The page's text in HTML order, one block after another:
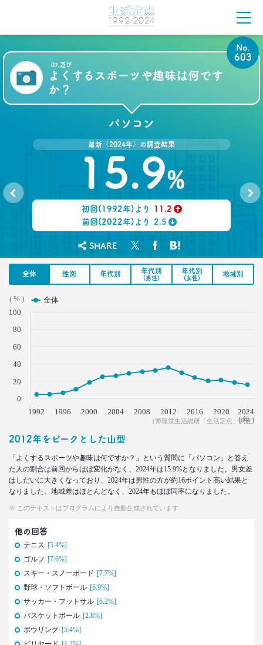
“モテリプ”の三原則とは？
–日経クロストレンド 連載㉓–
生活総研 上席研究員/コピーライター
前沢 裕文
グラドルに聞く＆調査に見る
おじさんの“発言”が嫌われるワケ
–日経クロストレンド 連載㉒–
生活総研 上席研究員/コピーライター
2022.02.03
子ども思いの「40代おじさん」に送る
“ドミニカ流”子育て法
生活総研 上席研究員/コピーライター
前沢 裕文
2021.12.14
犬派と猫派を49項目で徹底分析！
40代おじさんの人生は最低の50点台
救いの言葉を住職に求めた
–日経クロストレンド 連載⑲–
2021.11.25
幸福度は最下位 50代男性を襲う
「定年前の3つのブルー」
–日経クロストレンド 連載⑱–
生活総研 上席研究員
2021.10.12
40代おじさんに共感？
奥田民生も自信がなくてビビり!?
–日経クロストレンド 連載⑰–
前沢 裕文
2021.10.12
07.遊び
よくするスポーツや趣味は何です
か？
No.
603
パソコン
最新（2024年）の調査結果
15.9%
初回(1992年)より
11.2
前回(2022年)より
2.5
SHARE
全体 性別 年代別 年代別
(男性)
年代別
(女性)
地域別
( 年 )
( % )
(博報堂生活総研「生活定点」調査)
全体
1992 1996 2000 2004 2008 2012 2016 2020 2024
0
20
40
60
80
100
2012年をピークとした山型
「よくするスポーツや趣味は何ですか？」という質問に「パソコン」と答え
た人の割合は前回からほぼ変化がなく、2024年は15.9%となりました。男女差
はしだいに大きくなっており、2024年は男性の方が約16ポイント高い結果と
なりました。地域差はほとんどなく、2024年もほぼ同率になりました。
※ このテキストはプログラムにより自動生成されています
他の回答
テニス [5.4%]
ゴルフ [7.6%]
スキー・スノーボード [7.7%]
野球・ソフトボール [6.9%]
サッカー・フットサル [6.2%]
バスケットボール [2.8%]
ボウリング [5.4%]